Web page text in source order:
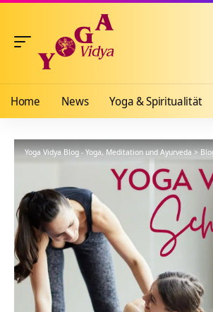
Home News Yoga & Spiritualität
Yoga Vidya Blog - Yoga, Meditation und Ayurveda>